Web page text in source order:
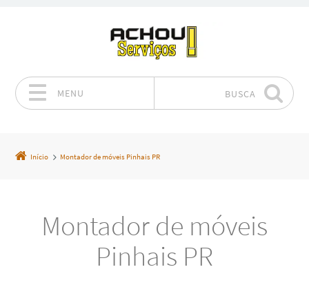
MENU BUSCA
Início Montador de móveis Pinhais PR
Montador de móveis
Pinhais PR